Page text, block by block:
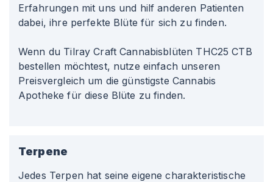
Erfahrungen mit uns und hilf anderen Patienten
dabei, ihre perfekte Blüte für sich zu finden.
Wenn du Tilray Craft Cannabisblüten THC25 CTB
bestellen möchtest, nutze einfach unseren
Preisvergleich um die günstigste Cannabis
Apotheke für diese Blüte zu finden.
Terpene
Jedes Terpen hat seine eigene charakteristische